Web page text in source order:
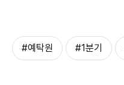
#예탁원 #1분기